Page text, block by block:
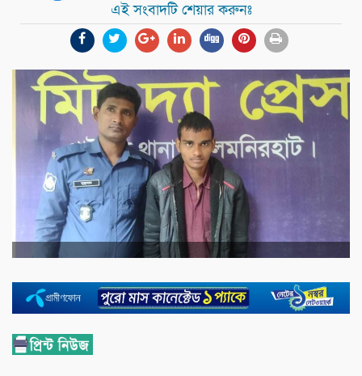
এই সংবাদটি শেয়ার করুনঃ